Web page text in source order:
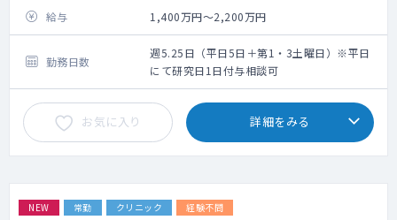
給与 1,400万円～2,200万円
勤務日数
週5.25日（平日5日＋第1・3土曜日）※平日
にて研究日1日付与相談可
お気に入り 詳細をみる
NEW 常勤 クリニック 経験不問